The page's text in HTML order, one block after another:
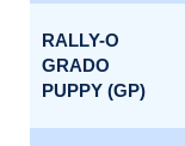
RALLY-O
GRADO
PUPPY (GP)